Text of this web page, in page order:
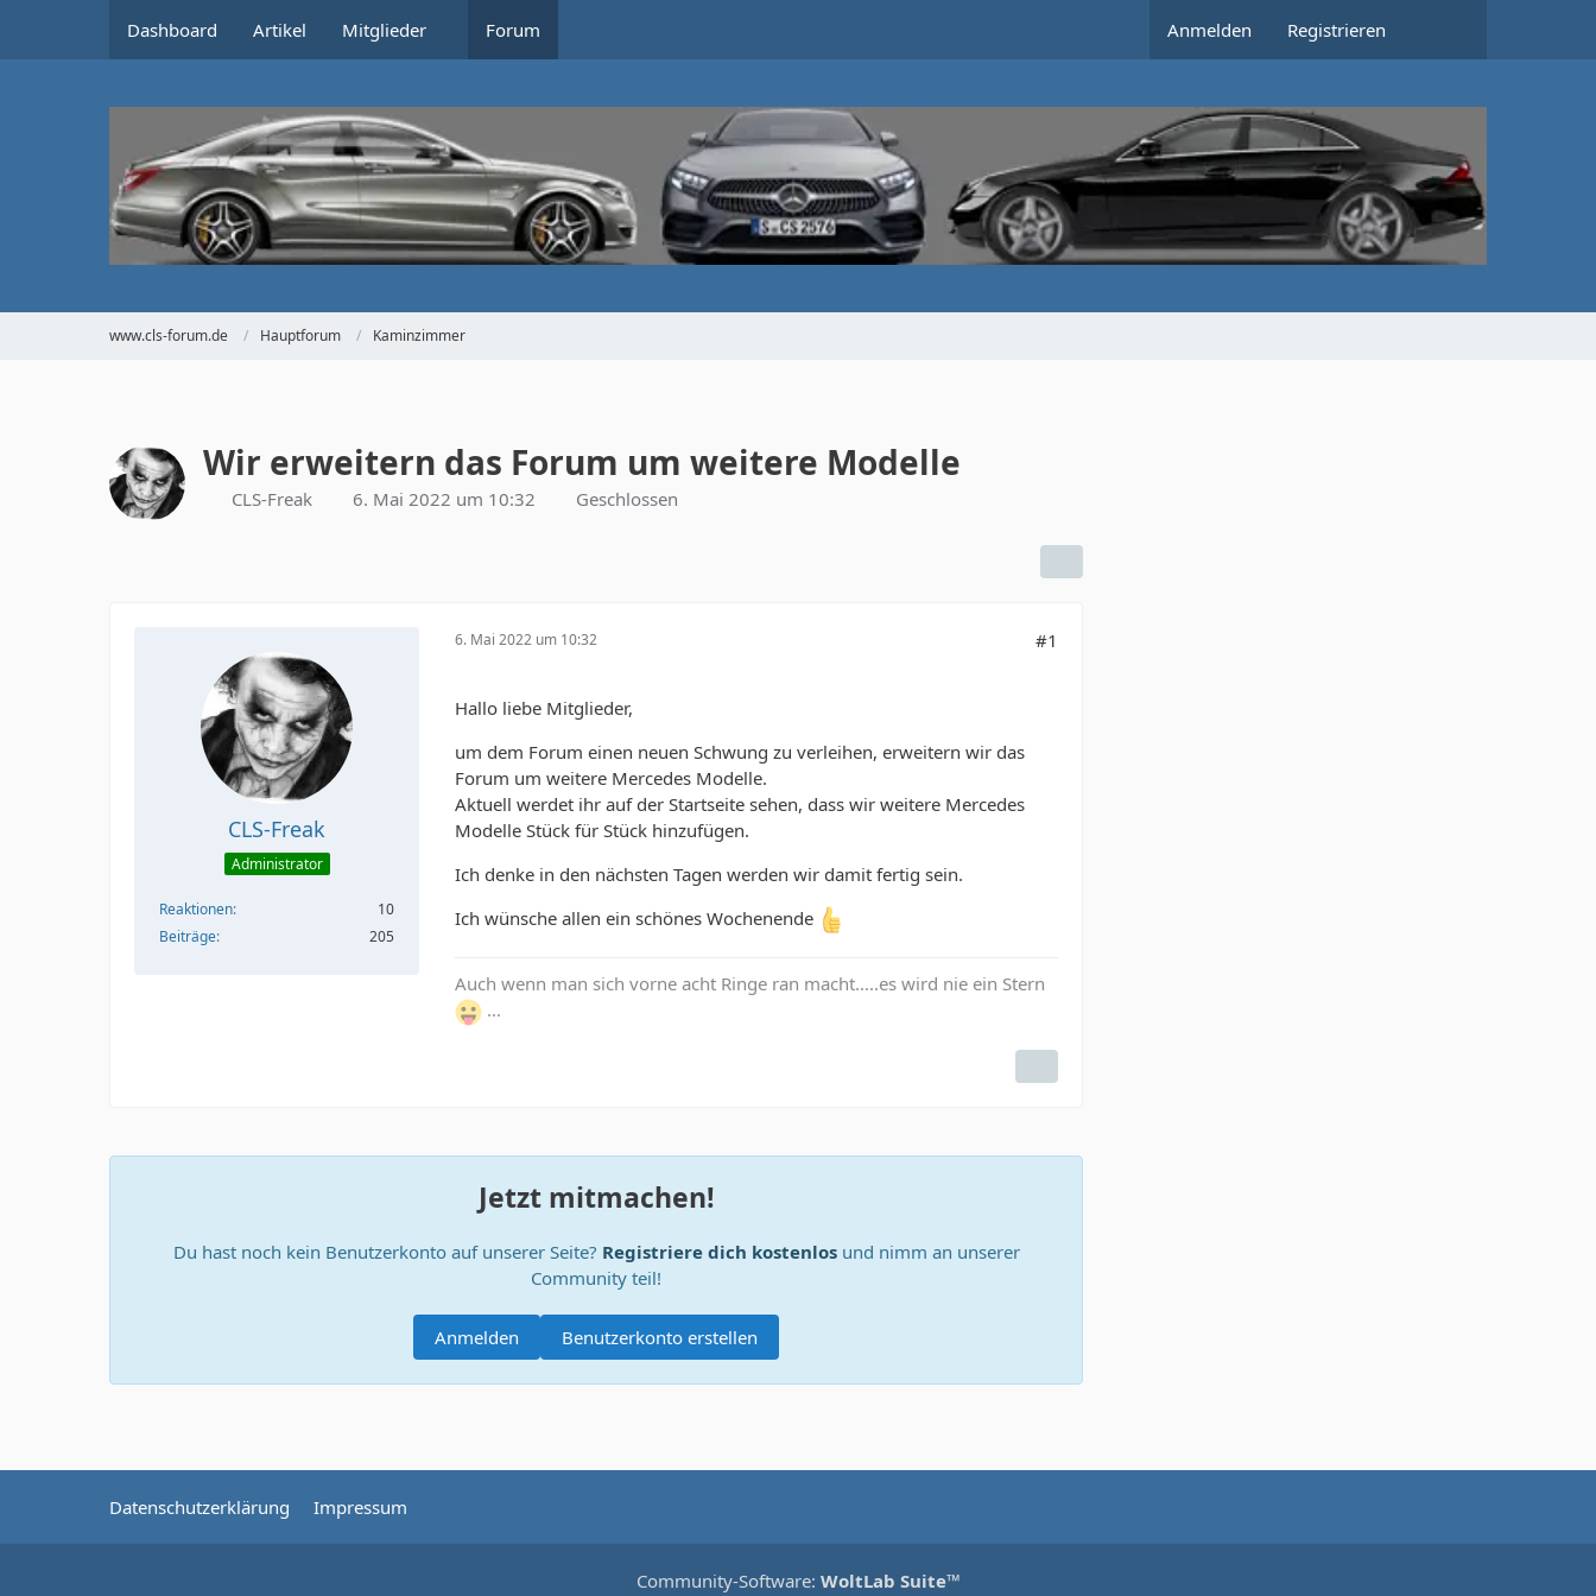
Dashboard Artikel Mitglieder Forum Anmelden Registrieren
www.cls-forum.de Hauptforum Kaminzimmer
Wir erweitern das Forum um weitere Modelle
CLS-Freak 6. Mai 2022 um 10:32 Geschlossen
CLS-Freak
Administrator
Reaktionen
10
Beiträge
205
6. Mai 2022 um 10:32 #1
Hallo liebe Mitglieder,
um dem Forum einen neuen Schwung zu verleihen, erweitern wir das
Forum um weitere Mercedes Modelle.
Aktuell werdet ihr auf der Startseite sehen, dass wir weitere Mercedes
Modelle Stück für Stück hinzufügen.
Ich denke in den nächsten Tagen werden wir damit fertig sein.
Ich wünsche allen ein schönes Wochenende
Auch wenn man sich vorne acht Ringe ran macht.....es wird nie ein Stern
...
Jetzt mitmachen!
Du hast noch kein Benutzerkonto auf unserer Seite? Registriere dich kostenlosund nimm an unserer
Community teil!
Benutzerkonto erstellen
Anmelden
Datenschutzerklärung Impressum
Community-Software: WoltLab Suite™